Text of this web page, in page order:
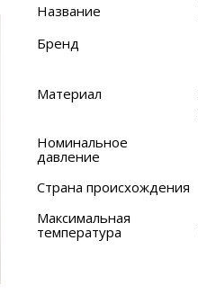
Название
Бренд
Материал
Номинальное
давление
Страна происхождения
Максимальная
температура